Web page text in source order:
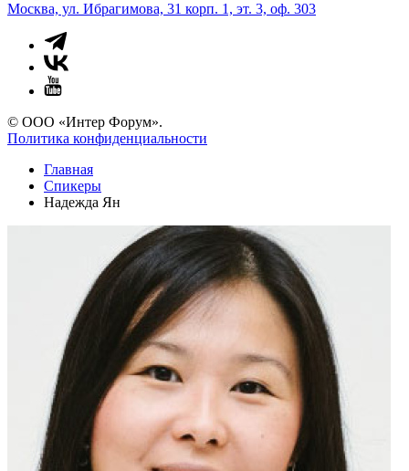
Москва, ул. Ибрагимова, 31 корп. 1, эт. 3, оф. 303
© ООО «Интер Форум».
Политика конфиденциальности
Главная
Спикеры
Надежда Ян